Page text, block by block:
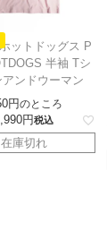
ットドッグス P
半袖 Tシ
アンドウーマン
のところ
税込
在庫切れ